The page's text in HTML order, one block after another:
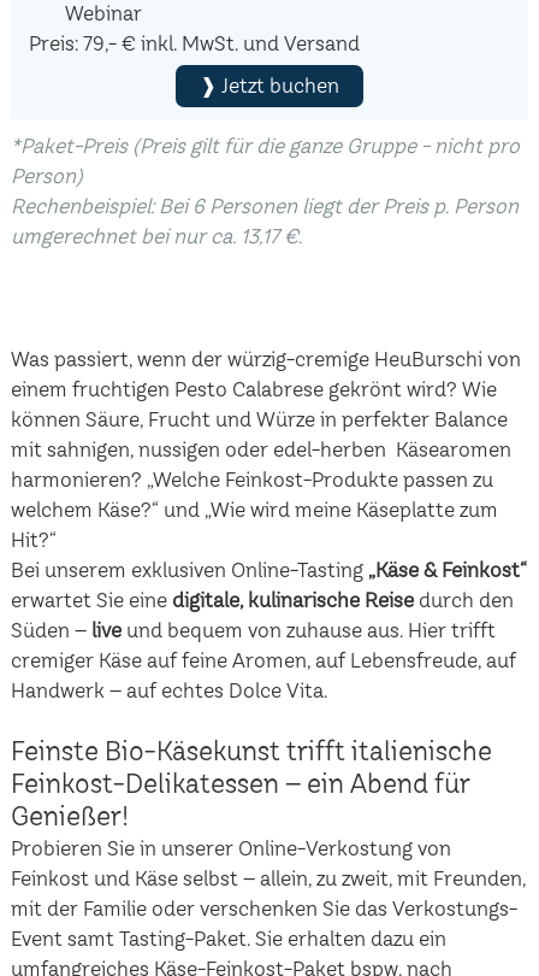
Webinar
Preis: 79,- € inkl. MwSt. und Versand
❱ Jetzt buchen
*Paket-Preis (Preis gilt für die ganze Gruppe - nicht pro
Person)
Rechenbeispiel: Bei 6 Personen liegt der Preis p. Person
umgerechnet bei nur ca. 13,17 €.
Was passiert, wenn der würzig-cremige HeuBurschi von
einem fruchtigen Pesto Calabrese gekrönt wird? Wie
können Säure, Frucht und Würze in perfekter Balance
mit sahnigen, nussigen oder edel-herben Käsearomen
harmonieren? „Welche Feinkost-Produkte passen zu
welchem Käse?“ und „Wie wird meine Käseplatte zum
Hit?“
Bei unserem exklusiven Online-Tasting „Käse & Feinkost“
erwartet Sie eine digitale, kulinarische Reisedurch den
Süden – live und bequem von zuhause aus. Hier trifft
cremiger Käse auf feine Aromen, auf Lebensfreude, auf
Handwerk – auf echtes Dolce Vita.
Feinste Bio-Käsekunst trifft italienische
Feinkost-Delikatessen – ein Abend für
Genießer!
Probieren Sie in unserer Online-Verkostung von
Feinkost und Käse selbst – allein, zu zweit, mit Freunden,
mit der Familie oder verschenken Sie das Verkostungs-
Event samt Tasting-Paket. Sie erhalten dazu ein
umfangreiches Käse-Feinkost-Paket bspw. nach